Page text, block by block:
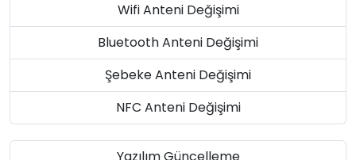
Wifi Anteni Değişimi
Bluetooth Anteni Değişimi
Şebeke Anteni Değişimi
NFC Anteni Değişimi